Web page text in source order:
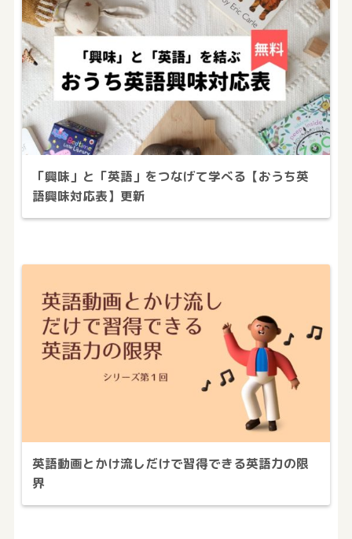
「興味」と「英語」をつなげて学べる【おうち英
語興味対応表】更新
英語動画とかけ流しだけで習得できる英語力の限
界